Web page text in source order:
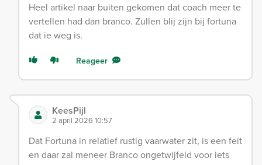
Heel artikel naar buiten gekomen dat coach meer te
vertellen had dan branco. Zullen blij zijn bij fortuna
dat ie weg is.
Reageer
KeesPijl
2 april 2026 10:57
Dat Fortuna in relatief rustig vaarwater zit, is een feit
en daar zal meneer Branco ongetwijfeld voor iets